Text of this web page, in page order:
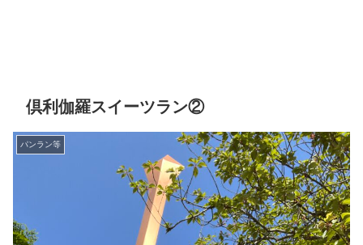
倶利伽羅スイーツラン②
パンラン等